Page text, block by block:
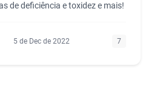
de deficiência e toxidez e mais!
5 de Dec de 2022 7